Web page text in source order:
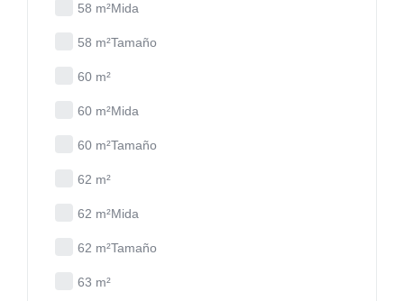
58 m²Mida
58 m²Tamaño
60 m²
60 m²Mida
60 m²Tamaño
62 m²
62 m²Mida
62 m²Tamaño
63 m²